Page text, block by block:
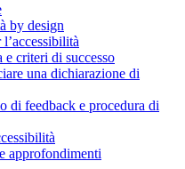
by design
criteri di successo
una dichiarazione di
di feedback e procedura di
approfondimenti